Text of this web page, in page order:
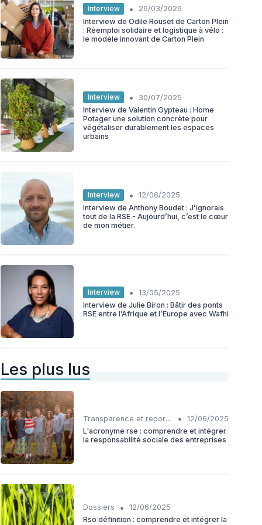
Interview •
26/03/2026
Interview de Odile Rouset de Carton Plein
: Réemploi solidaire et logistique à vélo :
le modèle innovant de Carton Plein
Interview •
30/07/2025
Interview de Valentin Gypteau : Home
Potager une solution concrète pour
végétaliser durablement les espaces
urbains
Interview •
12/06/2025
Interview de Anthony Boudet : J’ignorais
tout de la RSE - Aujourd’hui, c’est le cœur
de mon métier.
Interview •
13/05/2025
Interview de Julie Biron : Bâtir des ponts
RSE entre l’Afrique et l’Europe avec Wafhi
Les plus lus
Transparence et reporting •
12/06/2025
L'acronyme rse : comprendre et intégrer
la responsabilité sociale des entreprises
Dossiers •
12/06/2025
Rso définition : comprendre et intégrer la